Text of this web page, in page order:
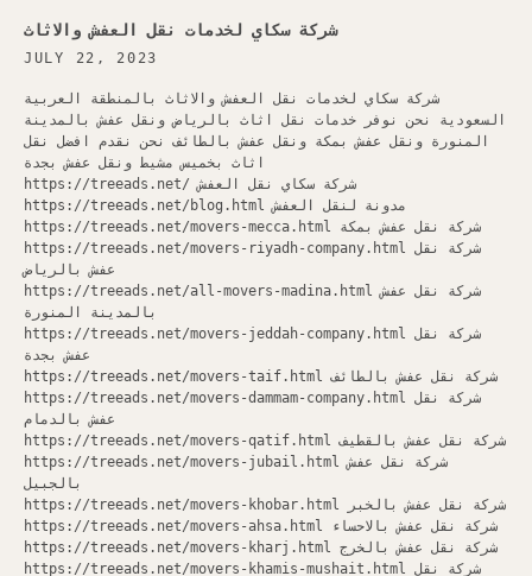
شركة سكاي لخدمات نقل العفش والاثاث
JULY 22, 2023
شركة سكاي لخدمات نقل العفش والاثاث بالمنطقة العربية
السعودية نحن نوفر خدمات نقل اثاث بالرياض ونقل عفش بالمدينة
المنورة ونقل عفش بمكة ونقل عفش بالطائف نحن نقدم افضل نقل
اثاث بخميس مشيط ونقل عفش بجدة
https://treeads.net/ شركة سكاي نقل العفش
https://treeads.net/blog.html مدونة لنقل العفش
https://treeads.net/movers-mecca.html شركة نقل عفش بمكة
https://treeads.net/movers-riyadh-company.html شركة نقل
عفش بالرياض
https://treeads.net/all-movers-madina.html شركة نقل عفش
بالمدينة المنورة
https://treeads.net/movers-jeddah-company.html شركة نقل
عفش بجدة
https://treeads.net/movers-taif.html شركة نقل عفش بالطائف
https://treeads.net/movers-dammam-company.html شركة نقل
عفش بالدمام
https://treeads.net/movers-qatif.html شركة نقل عفش بالقطيف
https://treeads.net/movers-jubail.html شركة نقل عفش
بالجبيل
https://treeads.net/movers-khobar.html شركة نقل عفش بالخبر
https://treeads.net/movers-ahsa.html شركة نقل عفش بالاحساء
https://treeads.net/movers-kharj.html شركة نقل عفش بالخرج
https://treeads.net/movers-khamis-mushait.html شركة نقل